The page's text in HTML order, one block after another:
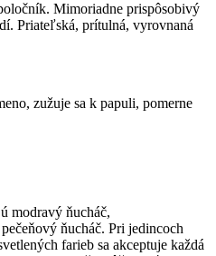
Mimoriadne prispôsobivý
Priateľská, prítulná, vyrovnaná
zužuje sa k papuli, pomerne
modravý ňucháč,
ňucháč. Pri jedincoch
farieb sa akceptuje každá